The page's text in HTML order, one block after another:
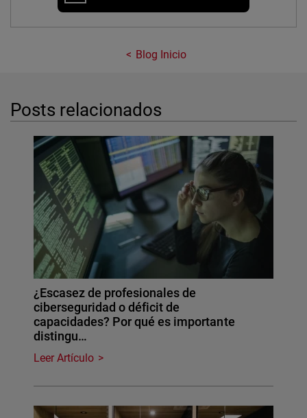
Blog Inicio
Posts relacionados
¿Escasez de profesionales de
ciberseguridad o déficit de
capacidades? Por qué es importante
distingu…
Leer Artículo